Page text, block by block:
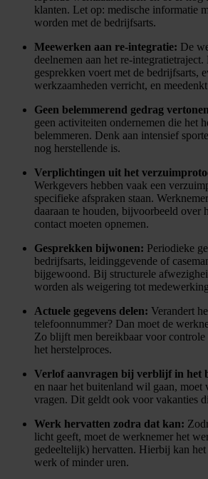
klanten. Let op: medische informatie
worden met de bedrijfsarts.
Meewerken aan re-integratie: De
deelnemen aan het re-
gesprekken voert met de bedrijfsarts,
werkzaamheden verricht, en
Geen belemmerend gedrag
geen activiteiten ondernemen die het
belemmeren. Denk aan intensief
nog herstellende is.
Verplichtingen uit het
Werkgevers hebben vaak een
specifieke afspraken staan.
daaraan te houden, bijvoorbeeld over
contact moeten opnemen.
Gesprekken bijwonen: Periodieke
bedrijfsarts, leidinggevende of
bijgewoond. Bij structurele
worden als weigering tot
Actuele gegevens delen: Verandert
telefoonnummer? Dan moet de
Zo blijft men bereikbaar voor
het herstelproces.
Verlof aanvragen bij verblijf in het
en naar het buitenland wil gaan, moet
vragen. Dit geldt ook voor vakanties
Werk hervatten zodra dat kan:
licht geeft, moet de werknemer het
gedeeltelijk) hervatten. Hierbij kan het
werk of minder uren.